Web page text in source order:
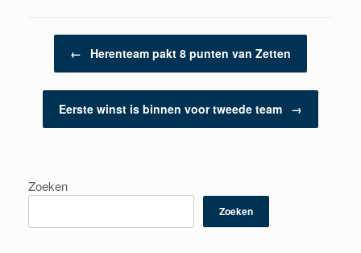
Berichtnavigatie
← Herenteam pakt 8 punten van Zetten
Eerste winst is binnen voor tweede team →
Zoeken
Zoeken